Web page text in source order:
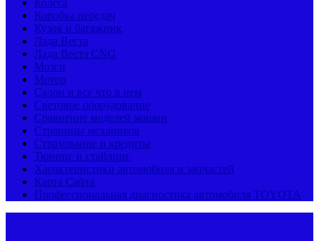
Колеса
Коробка передач
Кузов и багажник
Лада Веста
Лада Веста CNG
Мозги
Мотор
Салон и все что в нем
Световое оборудование
Сравнение моделей машин
Страницы механиков
Страхование и кредиты
Тюнинг и стайлинг
Характеристики автомобиля и запчастей
Карта Сайта
Профессиональная диагностика автомобиля TOYOTA